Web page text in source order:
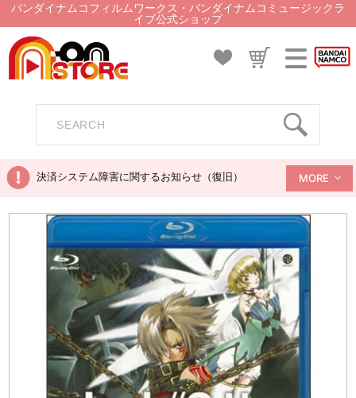
バンダイナムコフィルムワークス・バンダイナムコミュージックラ
イブ公式ショップ
決済システム障害に関するお知らせ（復旧） MORE